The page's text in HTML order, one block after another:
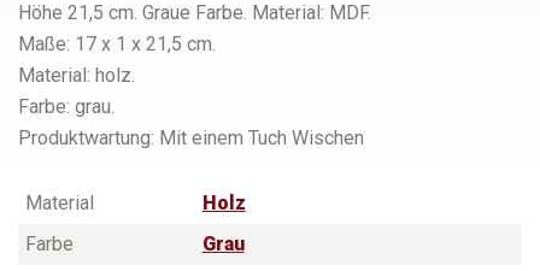
Höhe 21,5 cm. Graue Farbe. Material: MDF.
Maße: 17 x 1 x 21,5 cm.
Material: holz.
Farbe: grau.
Produktwartung: Mit einem Tuch Wischen
Material
Holz
Farbe
Grau